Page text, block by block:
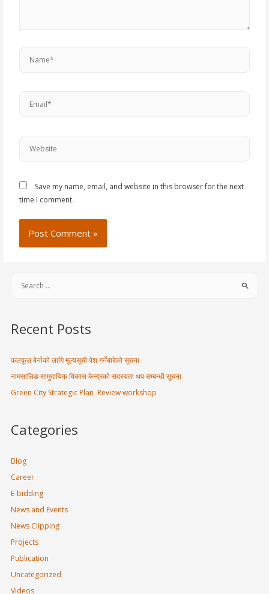
Save my name, email, and website in this browser for the next
time I comment.
Recent Posts
फलफूल बेर्नाको लागि मूल्यसूची पेश गर्नेबारेको सूचना
नामसालिङ सामुदायिक विकास केन्द्रको सदस्यता थप सम्बन्धी सूचना
Green City Strategic Plan Review workshop
Categories
Blog
Career
E-bidding
News and Events
News Clipping
Projects
Publication
Uncategorized
Videos